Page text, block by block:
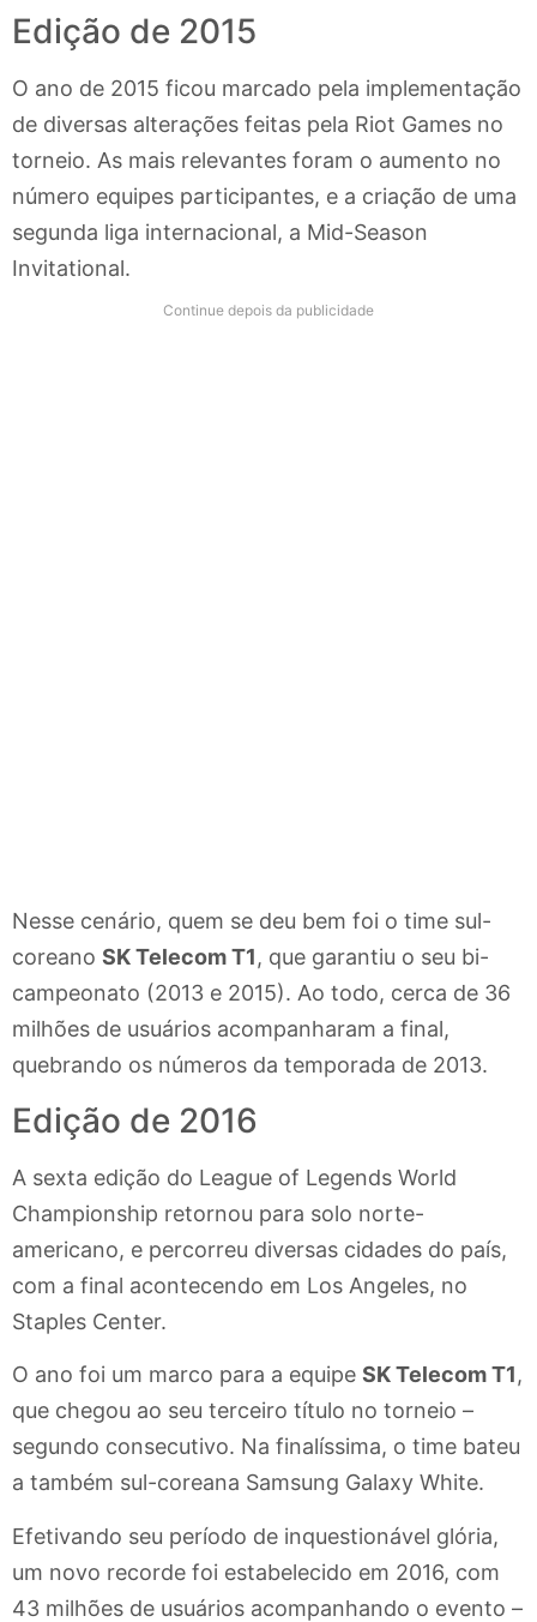
Edição de 2015
O ano de 2015 ficou marcado pela implementação
de diversas alterações feitas pela Riot Games no
torneio. As mais relevantes foram o aumento no
número equipes participantes, e a criação de uma
segunda liga internacional, a Mid-Season
Invitational.
Continue depois da publicidade
Nesse cenário, quem se deu bem foi o time sul-
coreano SK Telecom T1, que garantiu o seu bi-
campeonato (2013 e 2015). Ao todo, cerca de 36
milhões de usuários acompanharam a final,
quebrando os números da temporada de 2013.
Edição de 2016
A sexta edição do League of Legends World
Championship retornou para solo norte-
americano, e percorreu diversas cidades do país,
com a final acontecendo em Los Angeles, no
Staples Center.
O ano foi um marco para a equipe SK Telecom T1,
que chegou ao seu terceiro título no torneio –
segundo consecutivo. Na finalíssima, o time bateu
a também sul-coreana Samsung Galaxy White.
Efetivando seu período de inquestionável glória,
um novo recorde foi estabelecido em 2016, com
43 milhões de usuários acompanhando o evento –